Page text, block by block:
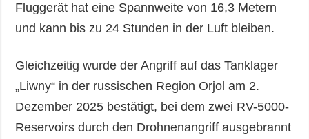
Fluggerät hat eine Spannweite von 16,3 Metern
und kann bis zu 24 Stunden in der Luft bleiben.
Gleichzeitig wurde der Angriff auf das Tanklager
„Liwny“ in der russischen Region Orjol am 2.
Dezember 2025 bestätigt, bei dem zwei RV-5000-
Reservoirs durch den Drohnenangriff ausgebrannt